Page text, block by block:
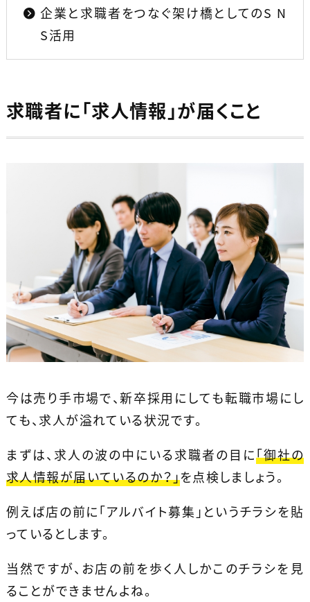
企業と求職者をつなぐ架け橋としてのS N
S活用
求職者に「求人情報」が届くこと
今は売り手市場で、新卒採用にしても転職市場にし
ても、求人が溢れている状況です。
まずは、求人の波の中にいる求職者の目に「御社の
求人情報が届いているのか？」を点検しましょう。
例えば店の前に「アルバイト募集」というチラシを貼
っているとします。
当然ですが、お店の前を歩く人しかこのチラシを見
ることができませんよね。